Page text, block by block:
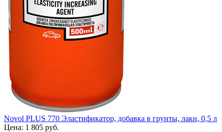
Novol PLUS 770 Эластификатор, добавка в грунты, лаки, 0,5 л
Цена: 1 805 руб.